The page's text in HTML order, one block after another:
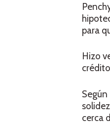
para
Hizo
cerca